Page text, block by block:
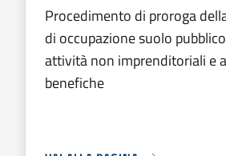
Procedimento di proroga
di occupazione suolo
attività non imprenditoriali e
benefiche